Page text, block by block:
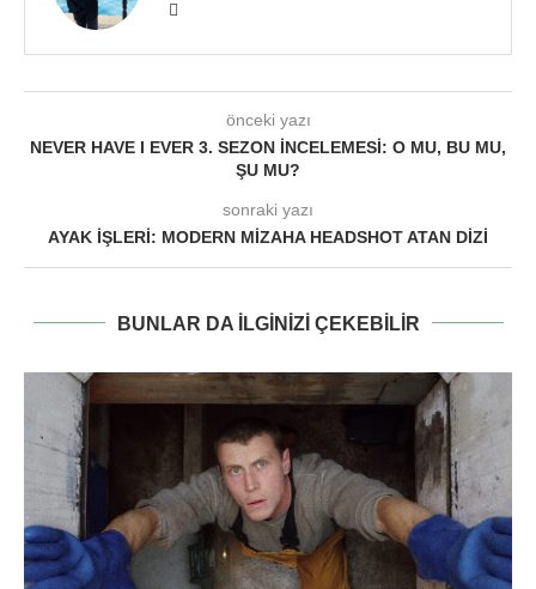
önceki yazı
NEVER HAVE I EVER 3. SEZON İNCELEMESI: O MU, BU MU,
ŞU MU?
sonraki yazı
AYAK İŞLERI: MODERN MIZAHA HEADSHOT ATAN DIZI
BUNLAR DA ILGINIZI ÇEKEBILIR